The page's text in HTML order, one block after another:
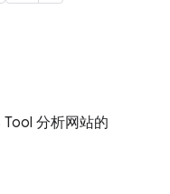
分析网站的